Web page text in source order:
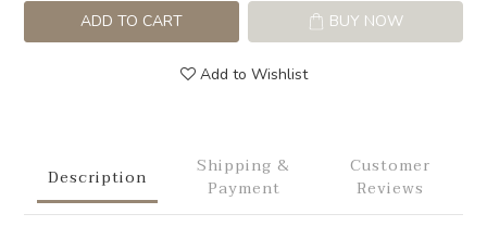
ADD TO CART BUY NOW
Add to Wishlist
Description
Shipping &
Payment
Customer
Reviews